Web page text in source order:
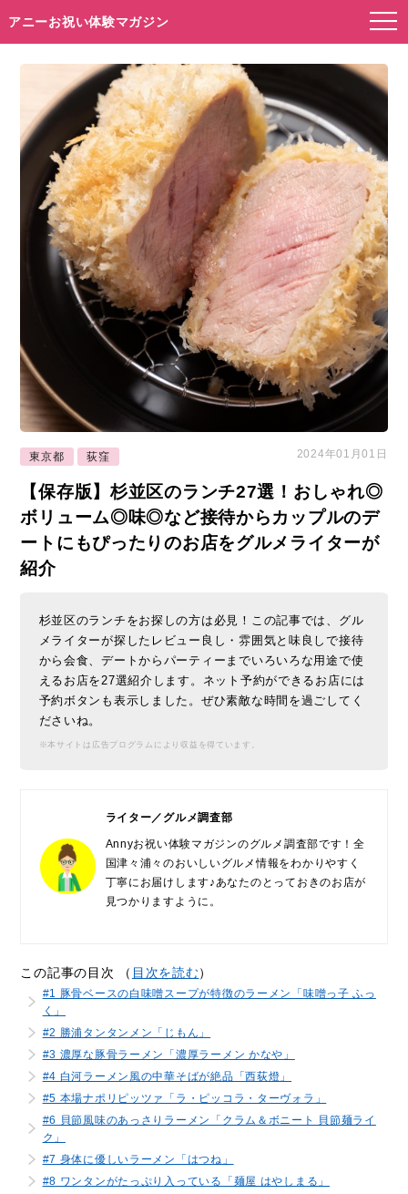
アニーお祝い体験マガジン
東京都 荻窪 2024年01月01日
【保存版】杉並区のランチ27選！おしゃれ◎
ボリューム◎味◎など接待からカップルのデ
ートにもぴったりのお店をグルメライターが
紹介
杉並区のランチをお探しの方は必見！この記事では、グル
メライターが探したレビュー良し・雰囲気と味良しで接待
から会食、デートからパーティーまでいろいろな用途で使
えるお店を27選紹介します。ネット予約ができるお店には
予約ボタンも表示しました。ぜひ素敵な時間を過ごしてく
ださいね。
※本サイトは広告プログラムにより収益を得ています。
ライター／グルメ調査部
Annyお祝い体験マガジンのグルメ調査部です！全
国津々浦々のおいしいグルメ情報をわかりやすく
丁寧にお届けします♪あなたのとっておきのお店が
見つかりますように。
この記事の目次 （ 目次を読む）
#1 豚骨ベースの白味噌スープが特徴のラーメン「味噌っ子 ふっ
く」
#2 勝浦タンタンメン「じもん」
#3 濃厚な豚骨ラーメン「濃厚ラーメン かなや」
#4 白河ラーメン風の中華そばが絶品「西荻燈」
#5 本場ナポリピッツァ「ラ・ピッコラ・ターヴォラ」
#6 貝節風味のあっさりラーメン「クラム＆ボニート 貝節麺ライ
ク」
#7 身体に優しいラーメン「はつね」
#8 ワンタンがたっぷり入っている「麺屋 はやしまる」